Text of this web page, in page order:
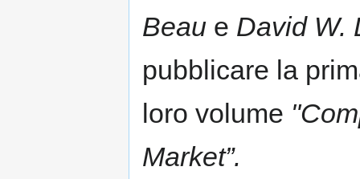
Beau e David W.
pubblicare la
loro volume
Market”.